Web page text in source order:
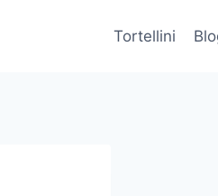
Tortellini